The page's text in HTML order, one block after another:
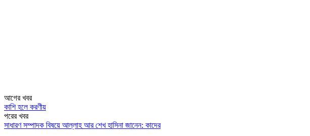
আগের খবর
কাশি হলে করণীয়
পরের খবর
সাধারণ সম্পাদক বিষয়ে আল্লাহ আর শেখ হাসিনা জানেন: কাদের